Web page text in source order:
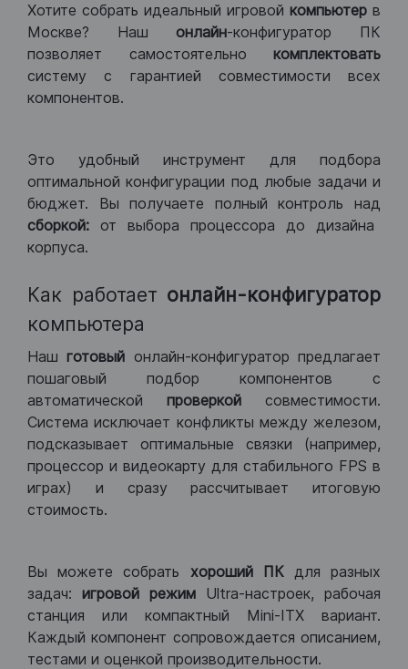
Хотите собрать идеальный игровой компьютер в
Москве? Нашонлайн-конфигуратор ПК
позволяет самостоятельно комплектовать
систему с гарантией совместимости всех
компонентов.
Это удобный инструмент для подбора
оптимальной конфигурации под любые задачи и
бюджет. Вы получаете полный контроль над
сборкой: от выбора процессора до дизайна
корпуса.
Как работает онлайн-конфигуратор
компьютера
Нашготовый онлайн-конфигуратор предлагает
пошаговый подбор компонентов с
автоматической проверкой совместимости.
Система исключает конфликты между железом,
подсказывает оптимальные связки (например,
процессор и видеокарту для стабильного FPS в
играх) и сразу рассчитывает итоговую
стоимость.
Вы можете собрать хороший ПКдля разных
задач: игровой режим Ultra-настроек, рабочая
станция или компактный Mini-ITX вариант.
Каждый компонент сопровождается описанием,
тестами и оценкой производительности.